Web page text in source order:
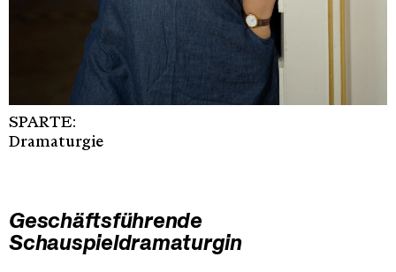
SPARTE:
Dramaturgie
Geschäftsführende
Schauspieldramaturgin